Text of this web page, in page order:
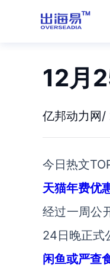
12月
亿邦动力网
今日热文
天猫年费优
经过一周公
24日晚正式
闲鱼或严查